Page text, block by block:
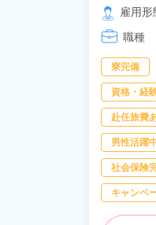
の応募
雇用形
職種
寮完備
資格・経
赴任旅費
男性活躍
社会保険
キャンペ